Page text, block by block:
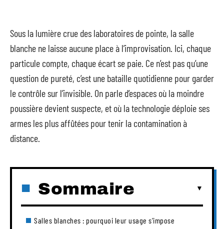
Sous la lumière crue des laboratoires de pointe, la salle
blanche ne laisse aucune place à l’improvisation. Ici, chaque
particule compte, chaque écart se paie. Ce n’est pas qu’une
question de pureté, c’est une bataille quotidienne pour garder
le contrôle sur l’invisible. On parle d’espaces où la moindre
poussière devient suspecte, et où la technologie déploie ses
armes les plus affûtées pour tenir la contamination à
distance.
Sommaire
Salles blanches : pourquoi leur usage s’impose